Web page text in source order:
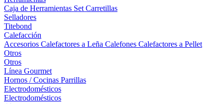
Caja de Herramientas Set Carretillas
Selladores
Titebond
Calefacción
Accesorios Calefactores a Leña Calefones Calefactores a Pellet
Otros
Otros
Línea Gourmet
Hornos / Cocinas Parrillas
Electrodomésticos
Electrodomésticos